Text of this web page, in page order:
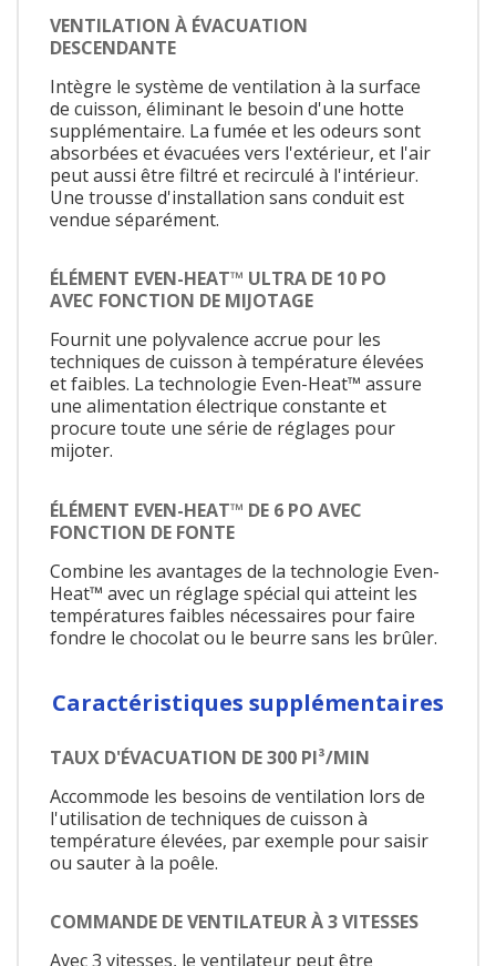
VENTILATION À ÉVACUATION
DESCENDANTE
Intègre le système de ventilation à la surface
de cuisson, éliminant le besoin d'une hotte
supplémentaire. La fumée et les odeurs sont
absorbées et évacuées vers l'extérieur, et l'air
peut aussi être filtré et recirculé à l'intérieur.
Une trousse d'installation sans conduit est
vendue séparément.
ÉLÉMENT EVEN-HEAT™ ULTRA DE 10 PO
AVEC FONCTION DE MIJOTAGE
Fournit une polyvalence accrue pour les
techniques de cuisson à température élevées
et faibles. La technologie Even-Heat™ assure
une alimentation électrique constante et
procure toute une série de réglages pour
mijoter.
ÉLÉMENT EVEN-HEAT™ DE 6 PO AVEC
FONCTION DE FONTE
Combine les avantages de la technologie Even-
Heat™ avec un réglage spécial qui atteint les
températures faibles nécessaires pour faire
fondre le chocolat ou le beurre sans les brûler.
Caractéristiques supplémentaires
TAUX D'ÉVACUATION DE 300 PI³/MIN
Accommode les besoins de ventilation lors de
l'utilisation de techniques de cuisson à
température élevées, par exemple pour saisir
ou sauter à la poêle.
COMMANDE DE VENTILATEUR À 3 VITESSES
Avec 3 vitesses, le ventilateur peut être